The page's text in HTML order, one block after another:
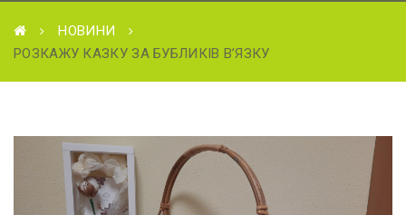
НОВИНИ
РОЗКАЖУ КАЗКУ ЗА БУБЛИКІВ В’ЯЗКУ